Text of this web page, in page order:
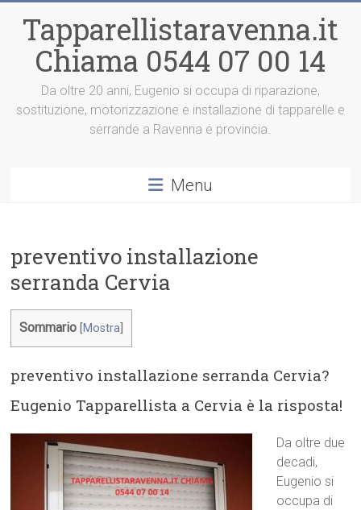
contenuto
Tapparellistaravenna.it
Chiama 0544 07 00 14
Da oltre 20 anni, Eugenio si occupa di riparazione,
sostituzione, motorizzazione e installazione di tapparelle e
serrande a Ravenna e provincia.
Menu
preventivo installazione
serranda Cervia
Sommario Mostra
preventivo installazione serranda Cervia?
Eugenio Tapparellista a Cervia è la risposta!
Da oltre due
decadi,
Eugenio si
occupa di